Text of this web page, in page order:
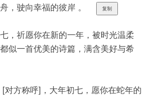
，驶向幸福的彼岸 。
复制
，祈愿你在新的一年，被时光温柔
似一首优美的诗篇，满含美好与希
对方称呼]，大年初七，愿你在蛇年的